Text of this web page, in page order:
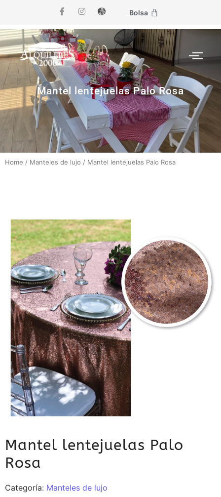
Bolsa
Mantel lentejuelas Palo Rosa
Home / Manteles de lujo / Mantel lentejuelas Palo Rosa
Mantel lentejuelas Palo
Rosa
Categoría: Manteles de lujo